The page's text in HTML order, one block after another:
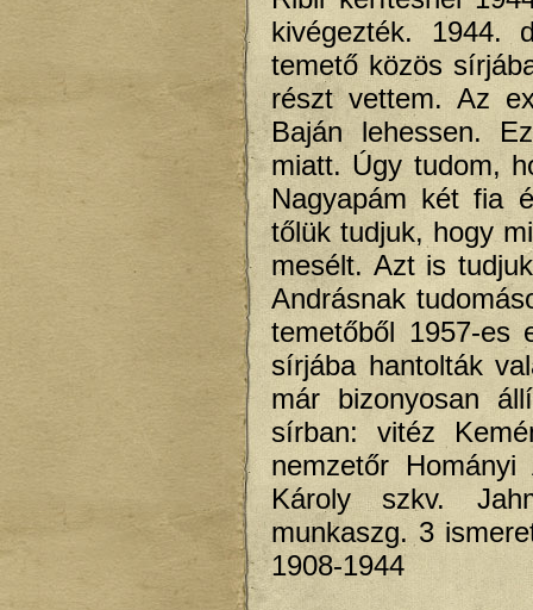
kivégezték. 1944.
temető közös
részt vettem. Az
Baján lehessen.
miatt. Úgy tudom,
Nagyapám két fia
tőlük tudjuk, hogy
mesélt. Azt is
Andrásnak
temetőből 1957-es
sírjába hantolták
már bizonyosan
sírban: vitéz
nemzetőr
Károly szkv.
munkaszg. 3
1908-1944